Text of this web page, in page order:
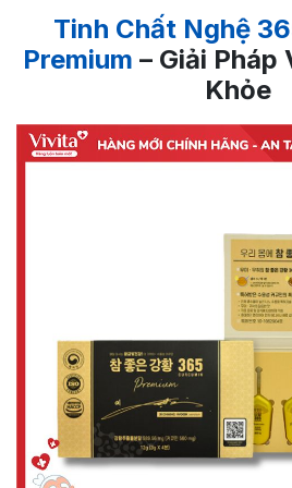
Tinh Chất Nghệ
Premium – Giải Pháp
Khỏe